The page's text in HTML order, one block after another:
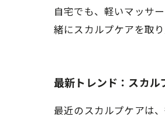
自宅でも、軽いマッサ
緒にスカルプケアを取
最新トレンド：スカル
最近のスカルプケアは